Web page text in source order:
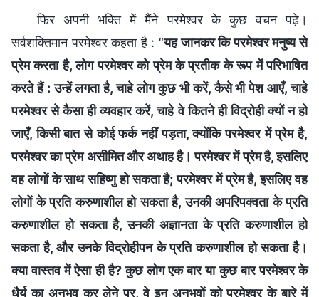
फिर अपनी भक्ति में मैंने परमेश्वर के कुछ वचन पढ़े।
सर्वशक्तिमान परमेश्वर कहता है : “यह जानकर कि परमेश्वर मनुष्य से
प्रेम करता है, लोग परमेश्वर को प्रेम के प्रतीक के रूप में परिभाषित
करते हैं : उन्हें लगता है, चाहे लोग कुछ भी करें, कैसे भी पेश आएँ, चाहे
परमेश्वर से कैसा ही व्यवहार करें, चाहे वे कितने ही विद्रोही क्यों न हो
जाएँ, किसी बात से कोई फर्क नहीं पड़ता, क्योंकि परमेश्वर में प्रेम है,
परमेश्वर का प्रेम असीमित और अथाह है। परमेश्वर में प्रेम है, इसलिए
वह लोगों के साथ सहिष्णु हो सकता है; परमेश्वर में प्रेम है, इसलिए वह
लोगों के प्रति करुणाशील हो सकता है, उनकी अपरिपक्वता के प्रति
करुणाशील हो सकता है, उनकी अज्ञानता के प्रति करुणाशील हो
सकता है, और उनके विद्रोहीपन के प्रति करुणाशील हो सकता है।
क्या वास्तव में ऐसा ही है? कुछ लोग एक बार या कुछ बार परमेश्वर के
धैर्य का अनुभव कर लेने पर, वे इन अनुभवों को परमेश्वर के बारे में